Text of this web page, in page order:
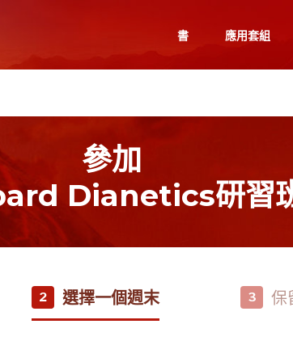
書 應用套組
參加
Dianetics研習
2 選擇一個週末 3 保